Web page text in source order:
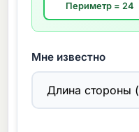
Периметр = 24
Мне известно